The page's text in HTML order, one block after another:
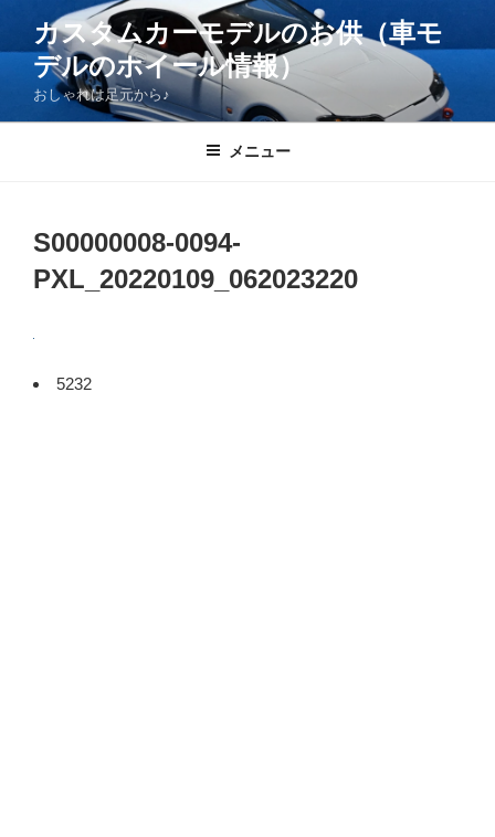
ツ
カスタムカーモデルのお供（車モ
デルのホイール情報）
おしゃれは足元から♪
メニュー
S00000008-0094-
PXL_20220109_062023220
5232